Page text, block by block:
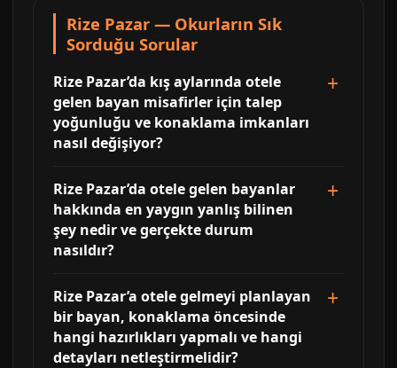
Rize Pazar — Okurların Sık
Sorduğu Sorular
Rize Pazar’da kış aylarında otele
gelen bayan misafirler için talep
yoğunluğu ve konaklama imkanları
nasıl değişiyor?
Rize Pazar’da otele gelen bayanlar
hakkında en yaygın yanlış bilinen
şey nedir ve gerçekte durum
nasıldır?
Rize Pazar’a otele gelmeyi planlayan
bir bayan, konaklama öncesinde
hangi hazırlıkları yapmalı ve hangi
detayları netleştirmelidir?